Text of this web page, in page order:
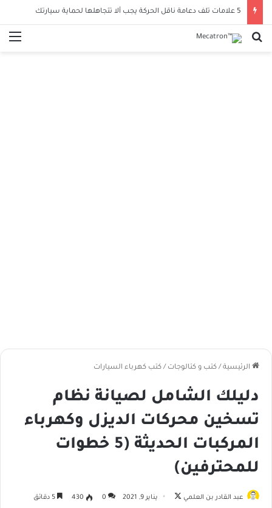
5 علامات تلف دعامة ناقل الحركة يجب ألا تتجاهلها لحماية سيارتك
بحث عن
الرئيسية / كتب و كتالوجات / كتب كهرباء السيارات
دليلك الشامل لصيانة نظام
تسخين محركات الديزل وكهرباء
المركبات الحديثة (5 خطوات
للمحترفين)
عبد القادر بن العلمي يناير 9, 2021 0
430